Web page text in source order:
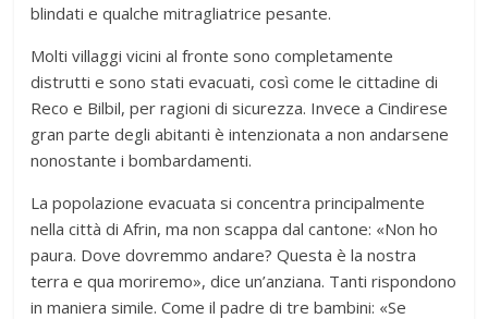
blindati e qualche mitragliatrice pesante.
Molti villaggi vicini al fronte sono completamente
distrutti e sono stati evacuati, così come le cittadine di
Reco e Bilbil, per ragioni di sicurezza. Invece a Cindirese
gran parte degli abitanti è intenzionata a non andarsene
nonostante i bombardamenti.
La popolazione evacuata si concentra principalmente
nella città di Afrin, ma non scappa dal cantone: «Non ho
paura. Dove dovremmo andare? Questa è la nostra
terra e qua moriremo», dice un’anziana. Tanti rispondono
in maniera simile. Come il padre di tre bambini: «Se